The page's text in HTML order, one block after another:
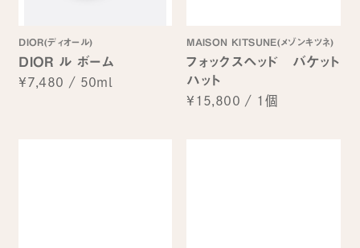
DIOR(ディオール)
DIOR ル ボーム
¥7,480 / 50ml
MAISON KITSUNE(メゾンキツネ)
フォックスヘッド バケット
ハット
¥15,800 / 1個